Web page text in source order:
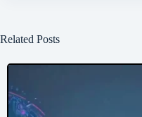
Related Posts